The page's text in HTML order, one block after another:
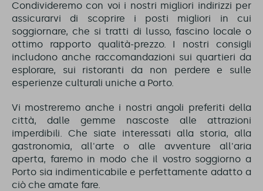
Condivideremo con voi i nostri migliori indirizzi per
assicurarvi di scoprire i posti migliori in cui
soggiornare, che si tratti di lusso, fascino locale o
ottimo rapporto qualità-prezzo. I nostri consigli
includono anche raccomandazioni sui quartieri da
esplorare, sui ristoranti da non perdere e sulle
esperienze culturali uniche a Porto.
Vi mostreremo anche i nostri angoli preferiti della
città, dalle gemme nascoste alle attrazioni
imperdibili. Che siate interessati alla storia, alla
gastronomia, all'arte o alle avventure all'aria
aperta, faremo in modo che il vostro soggiorno a
Porto sia indimenticabile e perfettamente adatto a
ciò che amate fare.